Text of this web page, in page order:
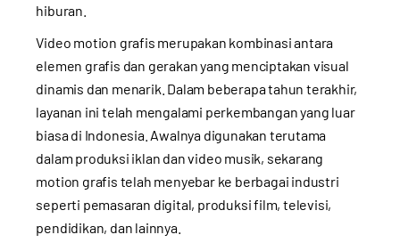
hiburan.
Video motion grafis merupakan kombinasi antara
elemen grafis dan gerakan yang menciptakan visual
dinamis dan menarik. Dalam beberapa tahun terakhir,
layanan ini telah mengalami perkembangan yang luar
biasa di Indonesia. Awalnya digunakan terutama
dalam produksi iklan dan video musik, sekarang
motion grafis telah menyebar ke berbagai industri
seperti pemasaran digital, produksi film, televisi,
pendidikan, dan lainnya.